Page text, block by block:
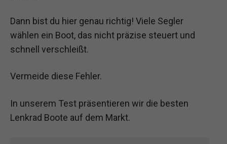
Dann bist du hier genau richtig! Viele Segler
wählen ein Boot, das nicht präzise steuert und
schnell verschleißt.
Vermeide diese Fehler.
In unserem Test präsentieren wir die besten
Lenkrad Boote auf dem Markt.